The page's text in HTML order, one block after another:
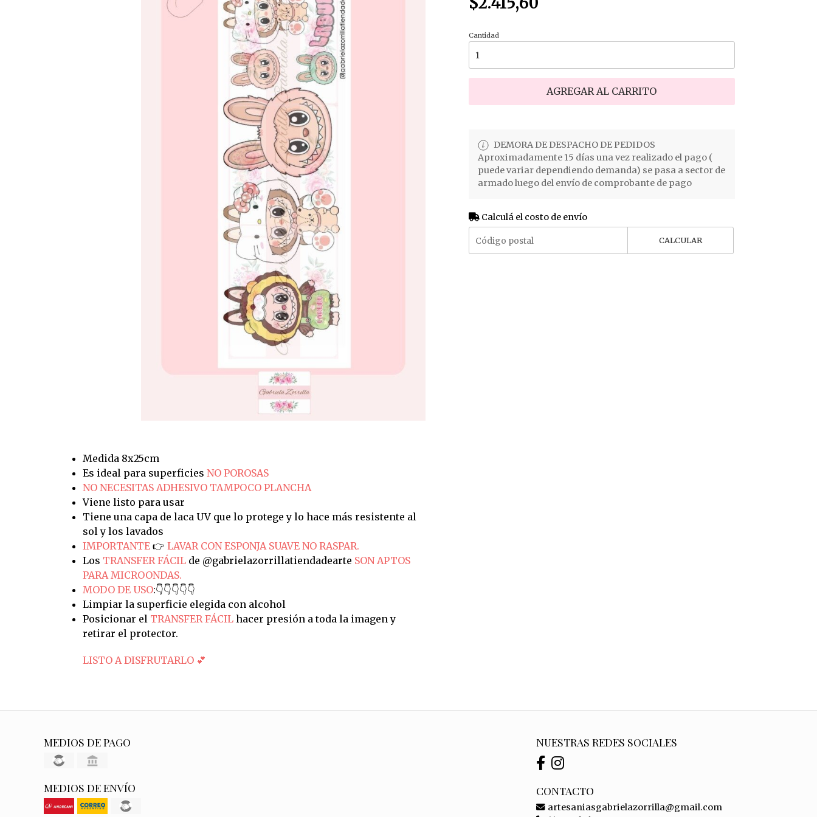
Medida 8x25cm
Es ideal para superficies NO POROSAS
NO NECESITAS ADHESIVO TAMPOCO PLANCHA
Viene listo para usar
Tiene una capa de laca UV que lo protege y lo hace más resistente al
sol y los lavados
IMPORTANTE 👉 LAVAR CON ESPONJA SUAVE NO RASPAR.
Los TRANSFER FÁCILde @gabrielazorrillatiendadearte SON APTOS
PARA MICROONDAS.
MODO DE USO:👇👇👇👇👇
Limpiar la superficie elegida con alcohol
Posicionar el TRANSFER FÁCILhacer presión a toda la imagen y
retirar el protector.
LISTO A DISFRUTARLO 💕
Cantidad
AGREGAR AL CARRITO
DEMORA DE DESPACHO DE PEDIDOS
Aproximadamente 15 días una vez realizado el pago (
puede variar dependiendo demanda) se pasa a sector de
armado luego del envío de comprobante de pago
Calculá el costo de envío
CALCULAR
MEDIOS DE PAGO
MEDIOS DE ENVÍO
NUESTRAS REDES SOCIALES
CONTACTO
artesaniasgabrielazorrilla@gmail.com